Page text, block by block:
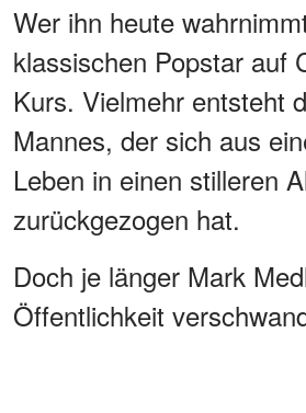
Wer ihn heute
klassischen Popstar auf
Kurs. Vielmehr entsteht
Mannes, der sich aus
Leben in einen stilleren
zurückgezogen hat.
Doch je länger Mark
Öffentlichkeit